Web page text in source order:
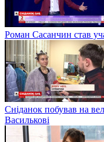
Роман Сасанчин став
Сніданок побував на
Василькові